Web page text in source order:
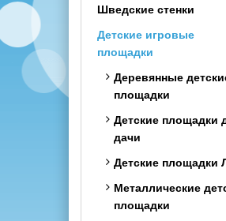
Шведские стенки
Спортивный
детям (малышам с 1
Шведская стенка
Трансформер
Шведские стенки
Классика из дерева
Шведская стенка
Детские спортивные
Детские игровые
площадки
Деревянные
площадки
Детские площадки
дачи
Детские площадки
Металлические
площадки